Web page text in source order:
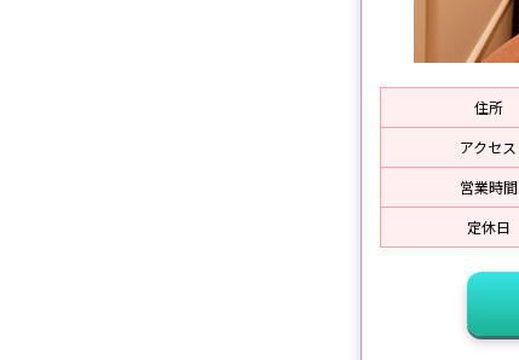
住所
アクセス
営業時間
定休日